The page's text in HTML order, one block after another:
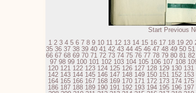
Start Previous
1 2 3 4 5 6 7 8 9 10 11 12 13 14 15 16 17 18 19 20
35 36 37 38 39 40 41 42 43 44 45 46 47 48 49 50 51
66 67 68 69 70 71 72 73 74 75 76 77 78 79 80 81 82
97 98 99 100 101 102 103 104 105 106 107 108
120 121 122 123 124 125 126 127 128 129 130 131
142 143 144 145 146 147 148 149 150 151 152 153
164 165 166 167 168 169 170 171 172 173 174 175
186 187 188 189 190 191 192 193 194 195 196 197